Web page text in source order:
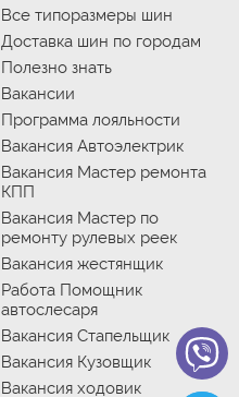
Все типоразмеры шин
Доставка шин по городам
Полезно знать
Вакансии
Программа лояльности
Вакансия Автоэлектрик
Вакансия Мастер ремонта
КПП
Вакансия Мастер по
ремонту рулевых реек
Вакансия жестянщик
Работа Помощник
автослесаря
Вакансия Стапельщик
Вакансия Кузовщик
Вакансия ходовик